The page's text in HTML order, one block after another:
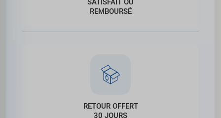
SATISFAIT OU
REMBOURSÉ
RETOUR OFFERT
30 JOURS